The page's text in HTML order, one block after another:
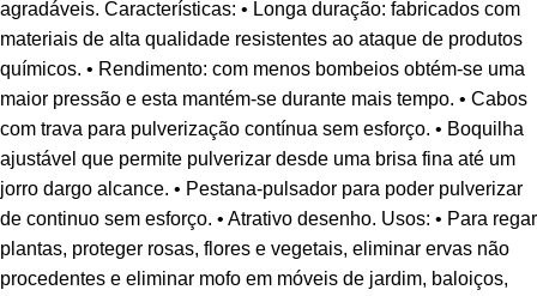
agradáveis. Características: • Longa duração: fabricados com
materiais de alta qualidade resistentes ao ataque de produtos
químicos. • Rendimento: com menos bombeios obtém-se uma
maior pressão e esta mantém-se durante mais tempo. • Cabos
com trava para pulverização contínua sem esforço. • Boquilha
ajustável que permite pulverizar desde uma brisa fina até um
jorro dargo alcance. • Pestana-pulsador para poder pulverizar
de continuo sem esforço. • Atrativo desenho. Usos: • Para regar
plantas, proteger rosas, flores e vegetais, eliminar ervas não
procedentes e eliminar mofo em móveis de jardim, baloiços,